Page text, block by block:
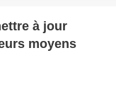
à jour
moyens